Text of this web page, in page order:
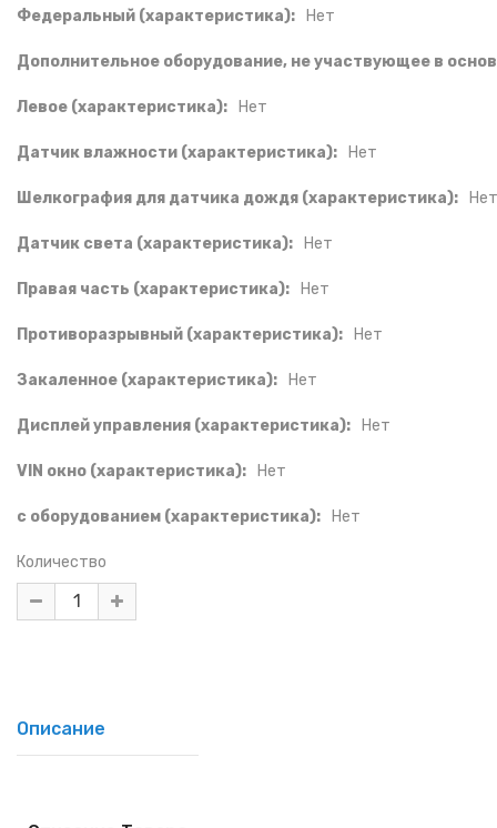
Федеральный (характеристика): Нет
Дополнительное оборудование, не участвующее в
Левое (характеристика): Нет
Датчик влажности (характеристика): Нет
Шелкография для датчика дождя (характеристика): Нет
Датчик света (характеристика): Нет
Правая часть (характеристика): Нет
Противоразрывный (характеристика): Нет
Закаленное (характеристика): Нет
Дисплей управления (характеристика): Нет
VIN окно (характеристика): Нет
с оборудованием (характеристика): Нет
Количество
Описание